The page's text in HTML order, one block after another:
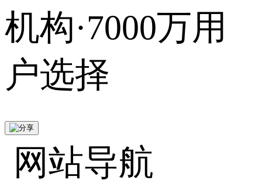
机构·7000万用
户选择
网站导航